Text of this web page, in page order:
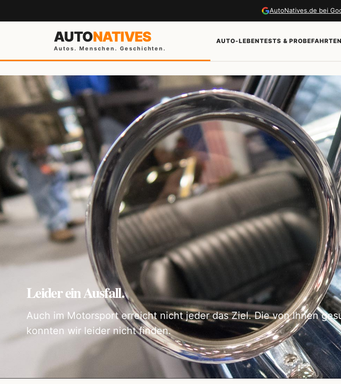
AutoNatives.de bei
AUTONATIVES
Autos. Menschen. Geschichten.
AUTO-LEBENTESTS & PROBEFAHRTEN
Leider ein Ausfall.
Auch im Motorsport erreicht nicht jeder das Ziel. Die von Ihnen
konnten wir leider nicht finden.